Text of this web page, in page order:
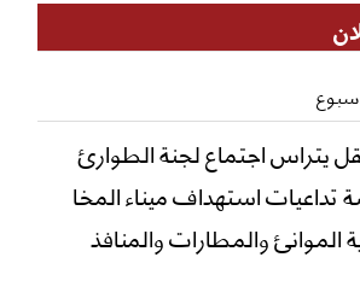
يتراس اجتماع لجنة الطوارئ
تداعيات استهداف ميناء المخا
الموانئ والمطارات والمنافذ